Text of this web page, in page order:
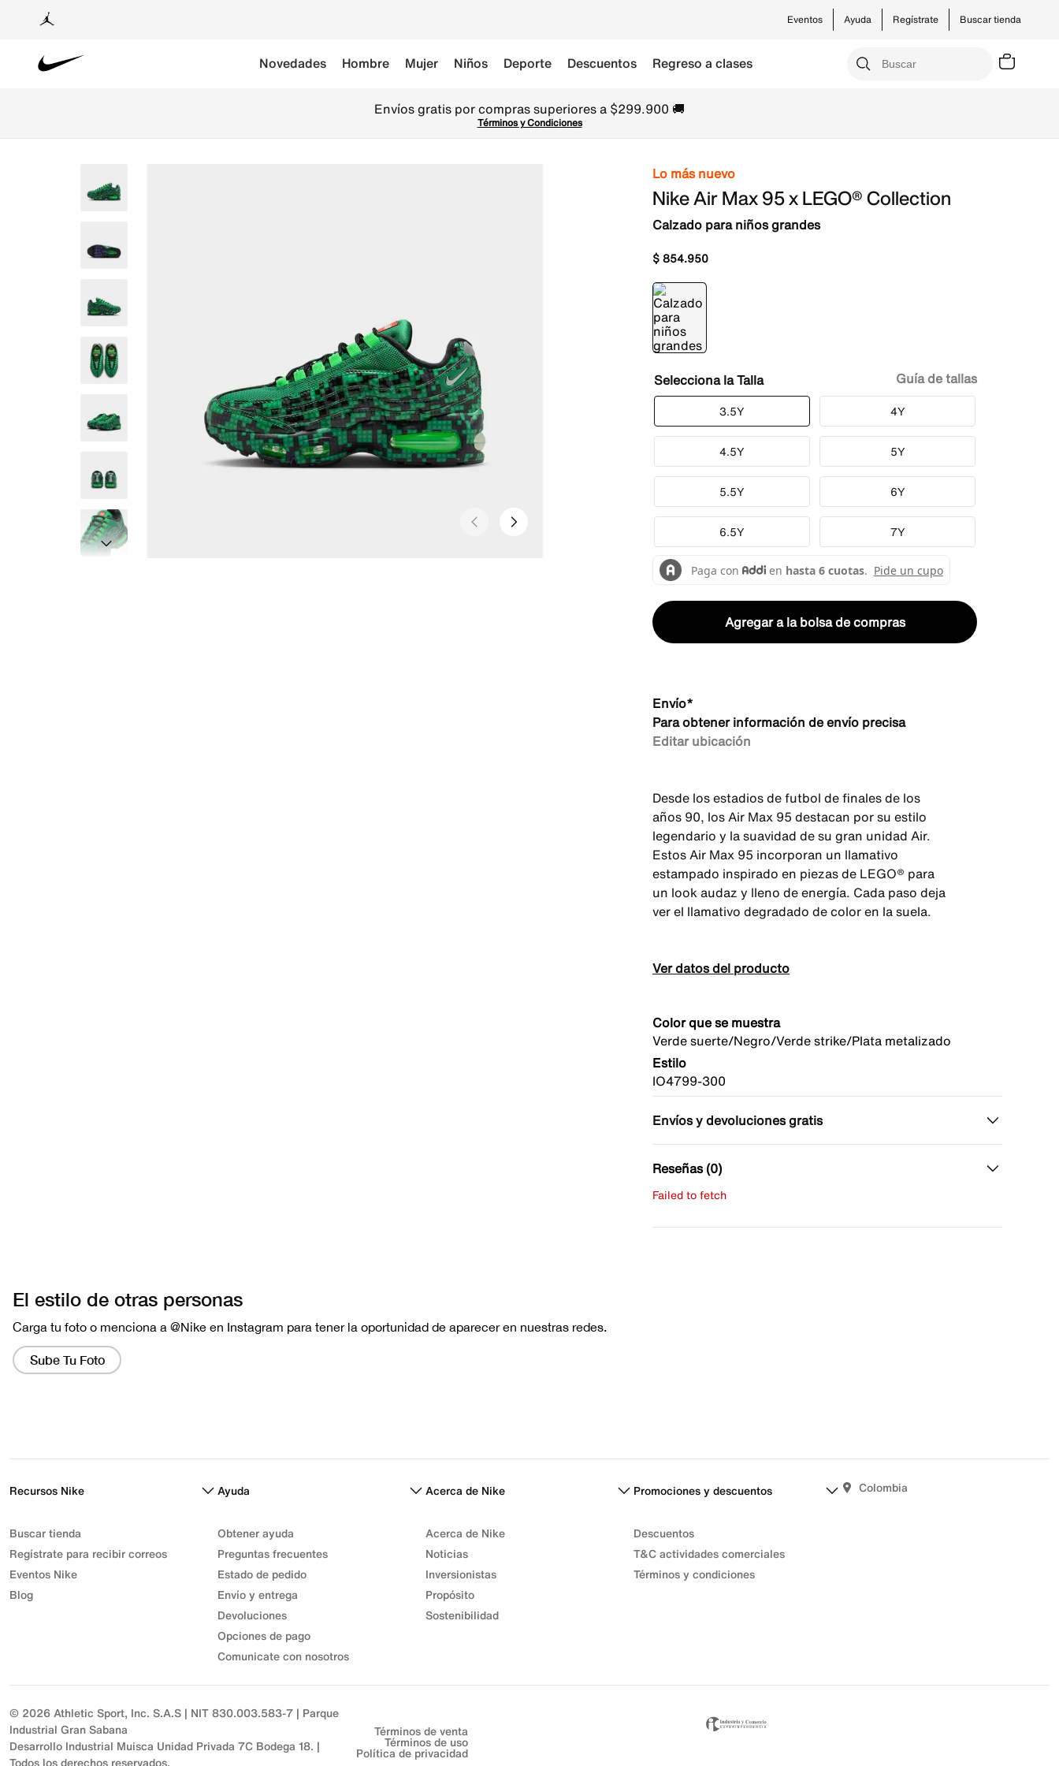
Buscar tienda
Ayuda Regístrate
Eventos
Novedades Hombre Mujer Niños Deporte Descuentos Regreso a clases
Envíos gratis por compras superiores a $299.900 🚚
Términos y Condiciones
Lo más nuevo
Nike Air Max 95 x LEGO® Collection
Calzado para niños grandes
$854.950
Talla
3.5Y 4Y
4.5Y 5Y
5.5Y 6Y
6.5Y 7Y
Guía de tallas
Agregar a la bolsa de compras
Envío*
Para obtener información de envío precisa
Editar ubicación
Desde los estadios de futbol de finales de los
años 90, los Air Max 95 destacan por su estilo
legendario y la suavidad de su gran unidad Air.
Estos Air Max 95 incorporan un llamativo
estampado inspirado en piezas de LEGO® para
un look audaz y lleno de energía. Cada paso deja
ver el llamativo degradado de color en la suela.
Ver datos del producto
Color que se muestra
Verde suerte/Negro/Verde strike/Plata metalizado
Estilo
IO4799-300
Envíos y devoluciones gratis
Reseñas (0)
Failed to fetch
Recursos Nike
Buscar tienda
Regístrate para recibir correos
Eventos Nike
Blog
Ayuda
Obtener ayuda
Preguntas frecuentes
Estado de pedido
Envío y entrega
Devoluciones
Opciones de pago
Comunicate con nosotros
Acerca de Nike
Acerca de Nike
Noticias
Inversionistas
Propósito
Sostenibilidad
Promociones y descuentos
Descuentos
T&C actividades comerciales
Términos y condiciones
Colombia
© 2026 Athletic Sport, Inc. S.A.S | NIT 830.003.583-7 | Parque
Industrial Gran Sabana
Desarrollo Industrial Muisca Unidad Privada 7C Bodega 18. |
Todos los derechos reservados.
Términos de venta
Términos de uso
Política de privacidad